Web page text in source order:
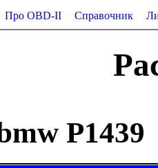
Про OBD-II Справочник
P1439